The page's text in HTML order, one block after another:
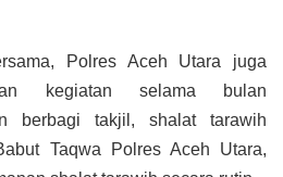
Polres Aceh Utara juga
kegiatan selama bulan
berbagi takjil, shalat tarawih
Taqwa Polres Aceh Utara,